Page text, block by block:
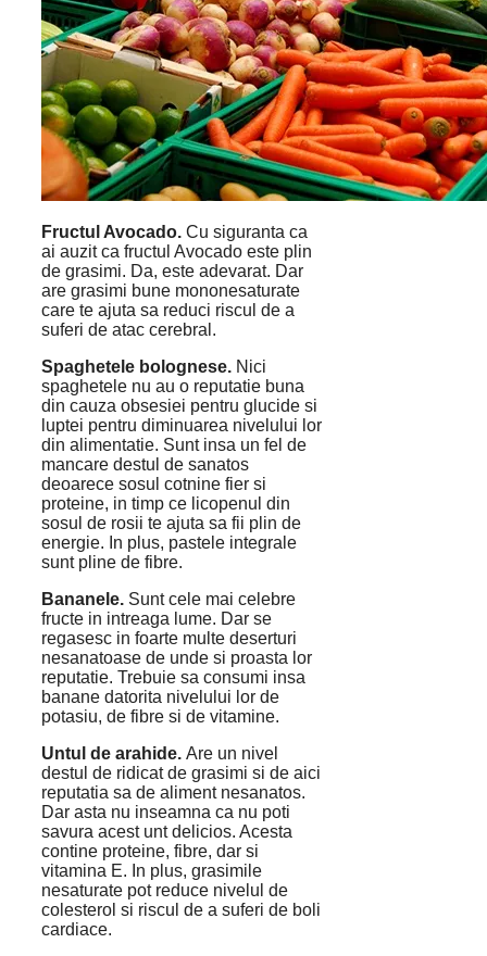
Fructul Avocado. Cu siguranta ca
ai auzit ca fructul Avocado este plin
de grasimi. Da, este adevarat. Dar
are grasimi bune mononesaturate
care te ajuta sa reduci riscul de a
suferi de atac cerebral.
Spaghetele bolognese. Nici
spaghetele nu au o reputatie buna
din cauza obsesiei pentru glucide si
luptei pentru diminuarea nivelului lor
din alimentatie. Sunt insa un fel de
mancare destul de sanatos
deoarece sosul cotnine fier si
proteine, in timp ce licopenul din
sosul de rosii te ajuta sa fii plin de
energie. In plus, pastele integrale
sunt pline de fibre.
Bananele. Sunt cele mai celebre
fructe in intreaga lume. Dar se
regasesc in foarte multe deserturi
nesanatoase de unde si proasta lor
reputatie. Trebuie sa consumi insa
banane datorita nivelului lor de
potasiu, de fibre si de vitamine.
Untul de arahide. Are un nivel
destul de ridicat de grasimi si de aici
reputatia sa de aliment nesanatos.
Dar asta nu inseamna ca nu poti
savura acest unt delicios. Acesta
contine proteine, fibre, dar si
vitamina E. In plus, grasimile
nesaturate pot reduce nivelul de
colesterol si riscul de a suferi de boli
cardiace.